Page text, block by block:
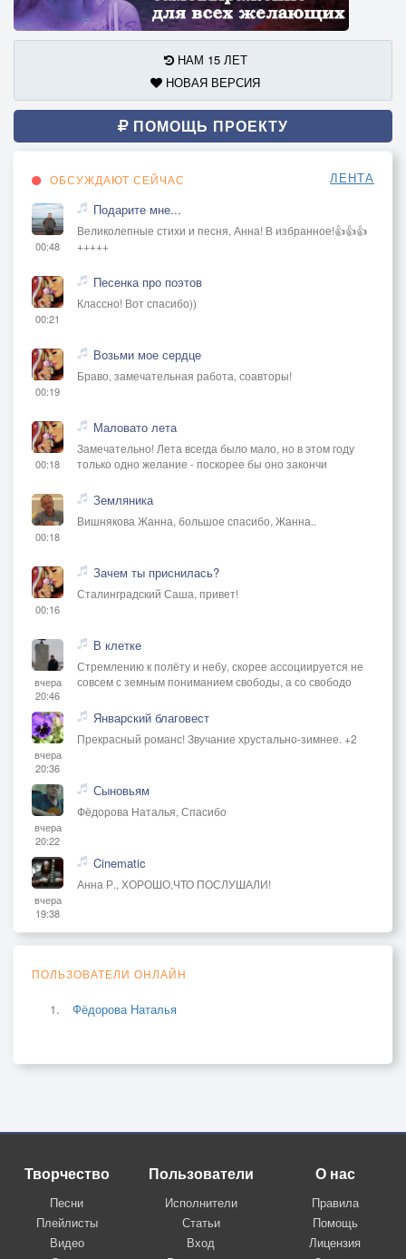
НАМ 15 ЛЕТ
НОВАЯ ВЕРСИЯ
ПОМОЩЬ ПРОЕКТУ
ОБСУЖДАЮТ СЕЙЧАС ЛЕНТА
00:48
Подарите мне...
Великолепные стихи и песня, Анна! В избранное!👍👍👍
+++++
00:21
Песенка про поэтов
Классно! Вот спасибо))
00:19
Возьми мое сердце
Браво, замечательная работа, соавторы!
00:18
Маловато лета
Замечательно! Лета всегда было мало, но в этом году
только одно желание - поскорее бы оно закончи
00:18
Земляника
Вишнякова Жанна, большое спасибо, Жанна..
00:16
Зачем ты приснилась?
Сталинградский Саша, привет!
вчера
20:46
В клетке
Стремлению к полёту и небу, скорее ассоциируется не
совсем с земным пониманием свободы, а со свободо
вчера
20:36
Январский благовест
Прекрасный романс! Звучание хрустально-зимнее. +2
вчера
20:22
Сыновьям
Фёдорова Наталья, Спасибо
вчера
19:38
Cinematic
Анна Р., ХОРОШО,ЧТО ПОСЛУШАЛИ!
ПОЛЬЗОВАТЕЛИ ОНЛАЙН
Фёдорова Наталья
Творчество
Песни
Плейлисты
Видео
Пользователи
Исполнители
Статьи
Вход
О нас
Правила
Помощь
Лицензия